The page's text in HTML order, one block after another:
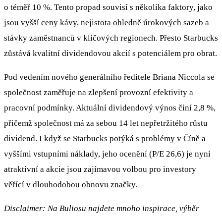
o téměř 10 %. Tento propad souvisí s několika faktory, jako
jsou vyšší ceny kávy, nejistota ohledně úrokových sazeb a
stávky zaměstnanců v klíčových regionech. Přesto Starbucks
zůstává kvalitní dividendovou akcií s potenciálem pro obrat.
Pod vedením nového generálního ředitele Briana Niccola se
společnost zaměřuje na zlepšení provozní efektivity a
pracovní podmínky. Aktuální dividendový výnos činí 2,8 %,
přičemž společnost má za sebou 14 let nepřetržitého růstu
dividend. I když se Starbucks potýká s problémy v Číně a
vyššími vstupními náklady, jeho ocenění (P/E 26,6) je nyní
atraktivní a akcie jsou zajímavou volbou pro investory
věřící v dlouhodobou obnovu značky.
Disclaimer: Na Buliosu najdete mnoho inspirace, výběr